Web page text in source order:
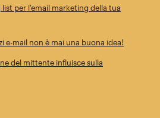
per l'email marketing della tua
e-mail non è mai una buona idea!
del mittente influisce sulla